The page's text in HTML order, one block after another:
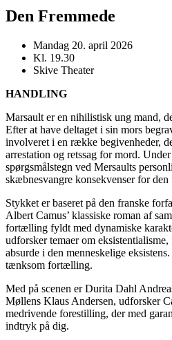
Den Fremmede
Mandag 20. april 2026
Kl. 19.30
Skive Theater
HANDLING
Marsault er en nihilistisk ung mand,
Efter at have deltaget i sin mors
involveret i en række begivenheder,
arrestation og retssag for mord.
spørgsmålstegn ved Mersaults
skæbnesvangre konsekvenser for
Stykket er baseret på den franske
Albert Camus’ klassiske roman af
fortælling fyldt med dynamiske
udforsker temaer om
absurde i den menneskelige
tænksom fortælling.
Med på scenen er Durita Dahl
Møllens Klaus Andersen, udforsker
medrivende forestilling, der med
indtryk på dig.